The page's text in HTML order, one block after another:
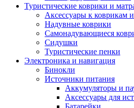
Туристические коврики и
Аксессуары к коврикам
Надувные коврики
Самонадувающиеся
Сидушки
Туристические пенки
Электроника и навигация
Бинокли
Источники питания
Аккумуляторы и
Аксессуары для
Батарейки